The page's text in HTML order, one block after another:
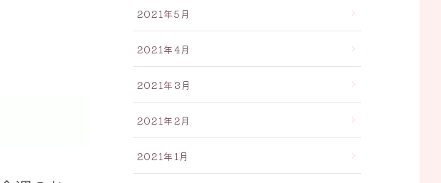
2021年5月
2021年4月
2021年3月
2021年2月
2021年1月